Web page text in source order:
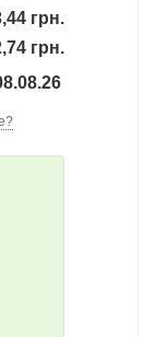
грн.
грн.